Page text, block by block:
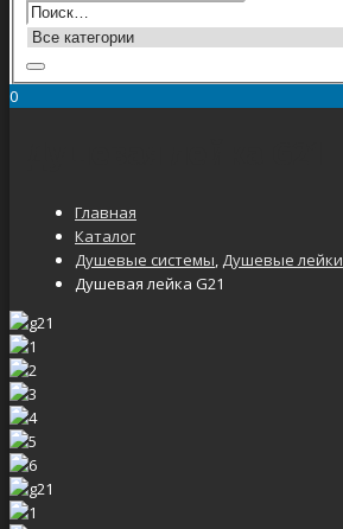
0
Главная
Каталог
Душевые системы, Душевые лейки
Душевая лейка G21